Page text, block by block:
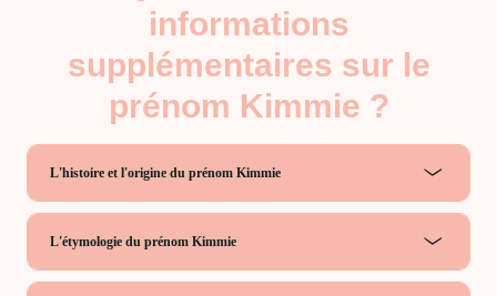
informations
supplémentaires sur le
prénom Kimmie ?
L'histoire et l'origine du prénom Kimmie
L'étymologie du prénom Kimmie